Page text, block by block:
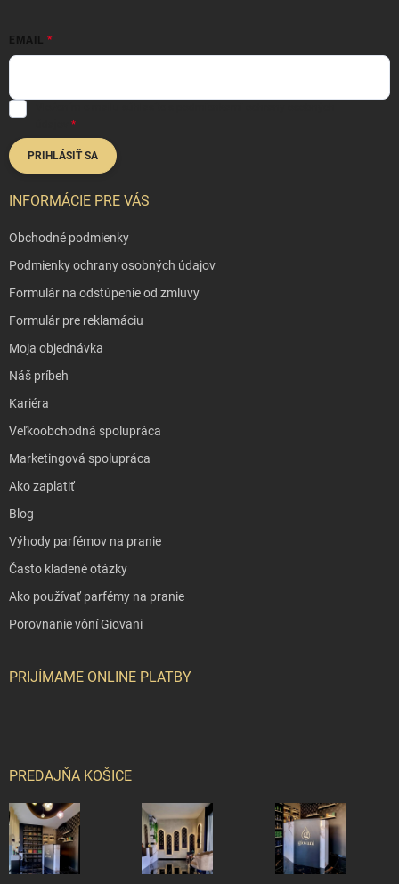
EMAIL
PRIHLÁSIŤ SA
INFORMÁCIE PRE VÁS
Obchodné podmienky
Podmienky ochrany osobných údajov
Formulár na odstúpenie od zmluvy
Formulár pre reklamáciu
Moja objednávka
Náš príbeh
Kariéra
Veľkoobchodná spolupráca
Marketingová spolupráca
Ako zaplatiť
Blog
Výhody parfémov na pranie
Často kladené otázky
Ako používať parfémy na pranie
Porovnanie vôní Giovani
PRIJÍMAME ONLINE PLATBY
PREDAJŇA KOŠICE